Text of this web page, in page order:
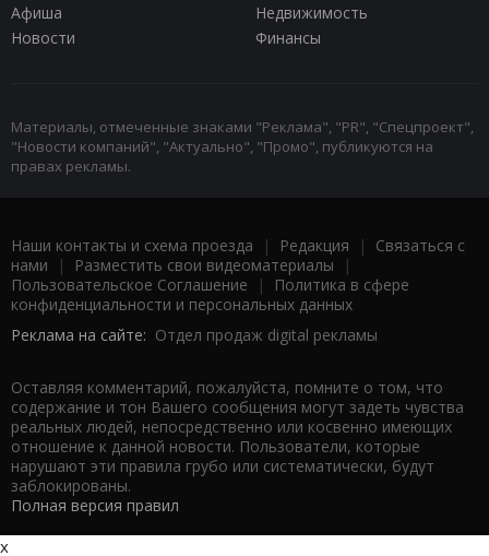
Афиша
Недвижимость
Новости
Финансы
Материалы, отмеченные знаками "Реклама", "PR", "Спецпроект",
"Новости компаний", "Актуально", "Промо", публикуются на
правах рекламы.
Наши контакты и схема проезда | Редакция | Связаться с
нами | Разместить свои видеоматериалы |
Пользовательское Соглашение |
Политика в сфере
конфиденциальности и персональных данных
Реклама на сайте: Отдел продаж digital рекламы
Оставляя комментарий, пожалуйста, помните о том, что
содержание и тон Вашего сообщения могут задеть чувства
реальных людей, непосредственно или косвенно имеющих
отношение к данной новости. Пользователи, которые
нарушают эти правила грубо или систематически, будут
заблокированы.
Полная версия правил
x